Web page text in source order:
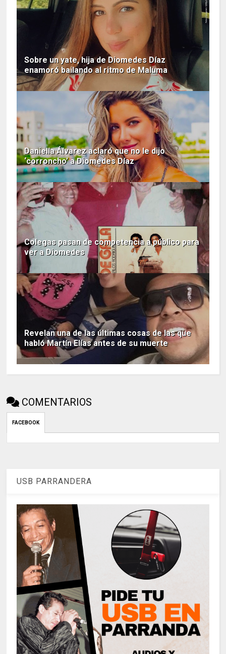
Sobre un yate, hija de Diomedes Díaz
enamoró bailando al ritmo de Maluma
Daniella Álvarez aclaró que no le dijo
‘corroncho’ a Diomedes Díaz
Colegas pasan de competencia a público para
ver a Diomedes
Revelan una de las últimas cosas de las que
habló Martín Elías antes de su muerte
COMENTARIOS
FACEBOOK
USB PARRANDERA